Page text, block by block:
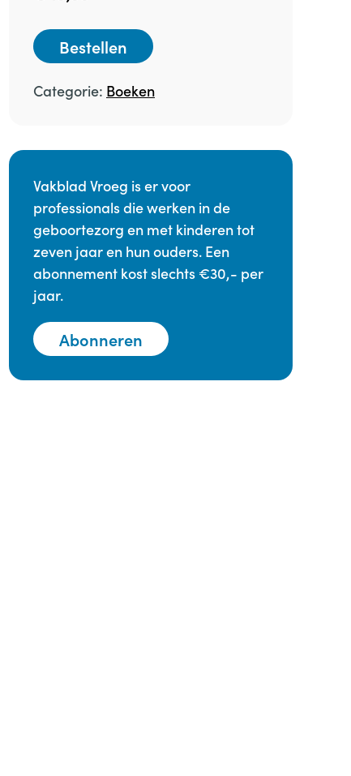
Bestellen
Categorie: Boeken
Vakblad Vroeg is er voor
professionals die werken in de
geboortezorg en met kinderen tot
zeven jaar en hun ouders. Een
abonnement kost slechts €30,- per
jaar.
Abonneren